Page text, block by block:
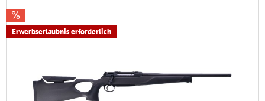
Erwerbserlaubnis erforderlich